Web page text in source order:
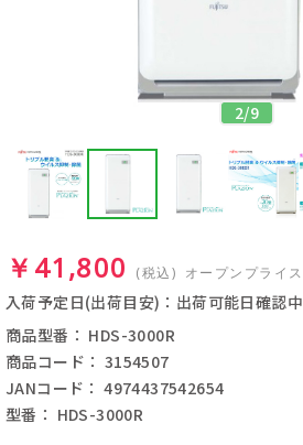
2/9
￥41,800 (税込) オープンプライス
入荷予定日(出荷目安)：出荷可能日確認中
商品型番： HDS-3000R
商品コード： 3154507
JANコード： 4974437542654
型番： HDS-3000R